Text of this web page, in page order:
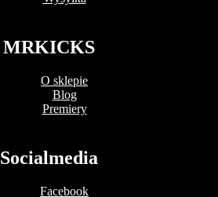
MRKICKS
O sklepie
Blog
Premiery
Socialmedia
Facebook